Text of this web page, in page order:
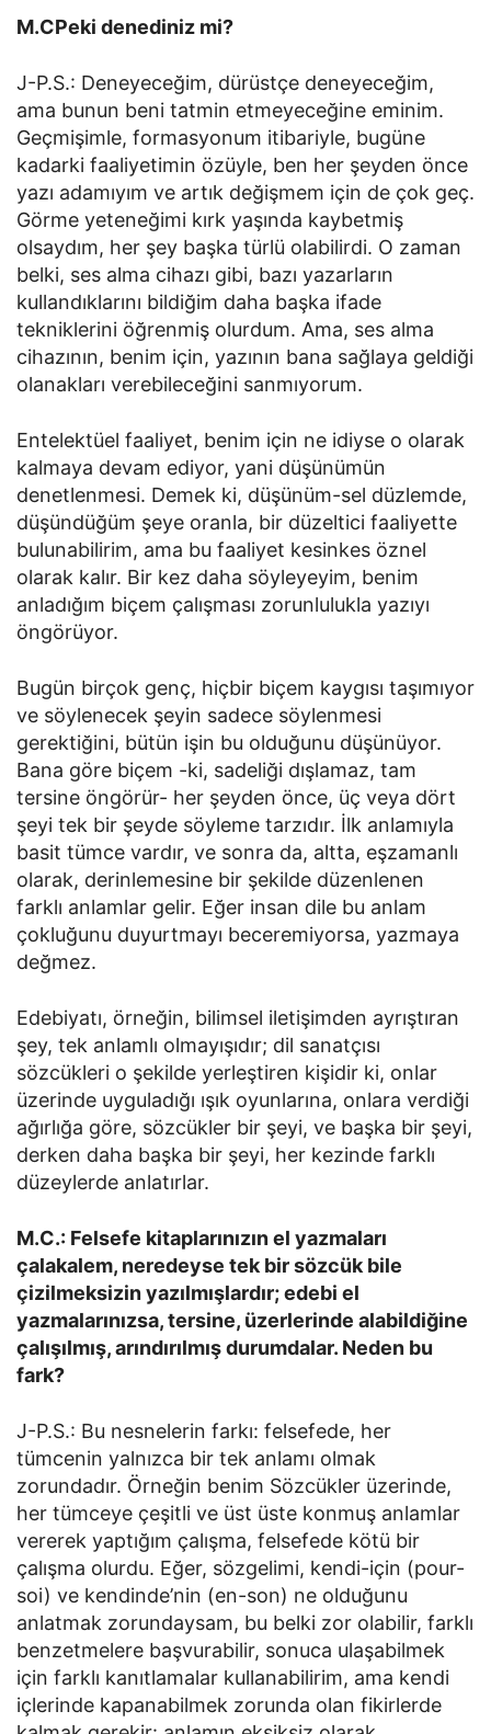
M.CPeki denediniz mi?
J-P.S.: Deneyeceğim, dürüstçe deneyeceğim,
ama bunun beni tatmin etmeyeceğine eminim.
Geçmişimle, formasyonum itibariyle, bugüne
kadarki faaliyetimin özüyle, ben her şeyden önce
yazı adamıyım ve artık değişmem için de çok geç.
Görme yeteneğimi kırk yaşında kaybetmiş
olsaydım, her şey başka türlü olabilirdi. O zaman
belki, ses alma cihazı gibi, bazı yazarların
kullandıklarını bildiğim daha başka ifade
tekniklerini öğrenmiş olurdum. Ama, ses alma
cihazının, benim için, yazının bana sağlaya geldiği
olanakları verebileceğini sanmıyorum.
Entelektüel faaliyet, benim için ne idiyse o olarak
kalmaya devam ediyor, yani düşünümün
denetlenmesi. Demek ki, düşünüm-sel düzlemde,
düşündüğüm şeye oranla, bir düzeltici faaliyette
bulunabilirim, ama bu faaliyet kesinkes öznel
olarak kalır. Bir kez daha söyleyeyim, benim
anladığım biçem çalışması zorunlulukla yazıyı
öngörüyor.
Bugün birçok genç, hiçbir biçem kaygısı taşımıyor
ve söylenecek şeyin sadece söylenmesi
gerektiğini, bütün işin bu olduğunu düşünüyor.
Bana göre biçem -ki, sadeliği dışlamaz, tam
tersine öngörür- her şeyden önce, üç veya dört
şeyi tek bir şeyde söyleme tarzıdır. İlk anlamıyla
basit tümce vardır, ve sonra da, altta, eşzamanlı
olarak, derinlemesine bir şekilde düzenlenen
farklı anlamlar gelir. Eğer insan dile bu anlam
çokluğunu duyurtmayı beceremiyorsa, yazmaya
değmez.
Edebiyatı, örneğin, bilimsel iletişimden ayrıştıran
şey, tek anlamlı olmayışıdır; dil sanatçısı
sözcükleri o şekilde yerleştiren kişidir ki, onlar
üzerinde uyguladığı ışık oyunlarına, onlara verdiği
ağırlığa göre, sözcükler bir şeyi, ve başka bir şeyi,
derken daha başka bir şeyi, her kezinde farklı
düzeylerde anlatırlar.
M.C.: Felsefe kitaplarınızın el yazmaları
çalakalem, neredeyse tek bir sözcük bile
çizilmeksizin yazılmışlardır; edebi el
yazmalarınızsa, tersine, üzerlerinde alabildiğine
çalışılmış, arındırılmış durumdalar. Neden bu
fark?
J-P.S.: Bu nesnelerin farkı: felsefede, her
tümcenin yalnızca bir tek anlamı olmak
zorundadır. Örneğin benim Sözcükler üzerinde,
her tümceye çeşitli ve üst üste konmuş anlamlar
vererek yaptığım çalışma, felsefede kötü bir
çalışma olurdu. Eğer, sözgelimi, kendi-için (pour-
soi) ve kendinde’nin (en-son) ne olduğunu
anlatmak zorundaysam, bu belki zor olabilir, farklı
benzetmelere başvurabilir, sonuca ulaşabilmek
için farklı kanıtlamalar kullanabilirim, ama kendi
içlerinde kapanabilmek zorunda olan fikirlerde